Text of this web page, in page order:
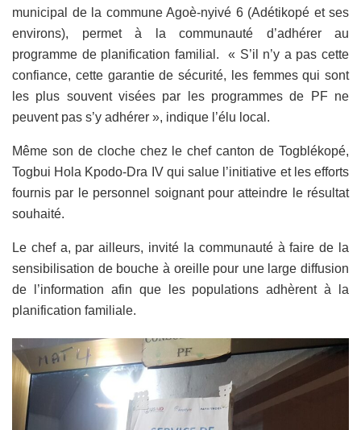
municipal de la commune Agoè-nyivé 6 (Adétikopé et ses
environs), permet à la communauté d’adhérer au
programme de planification familial. « S’il n’y a pas cette
confiance, cette garantie de sécurité, les femmes qui sont
les plus souvent visées par les programmes de PF ne
peuvent pas s’y adhérer », indique l’élu local.
Même son de cloche chez le chef canton de Togblékopé,
Togbui Hola Kpodo-Dra IV qui salue l’initiative et les efforts
fournis par le personnel soignant pour atteindre le résultat
souhaité.
Le chef a, par ailleurs, invité la communauté à faire de la
sensibilisation de bouche à oreille pour une large diffusion
de l’information afin que les populations adhèrent à la
planification familiale.